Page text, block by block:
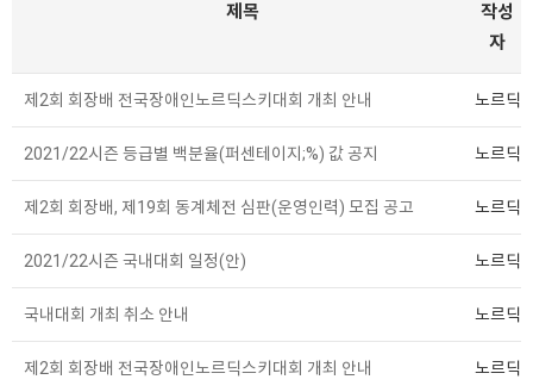
제목
작성
자
제2회 회장배 전국장애인노르딕스키대회 개최 안내 노르딕
2021/22시즌 등급별 백분율(퍼센테이지;%) 값 공지 노르딕
제2회 회장배, 제19회 동계체전 심판(운영인력) 모집 공고 노르딕
2021/22시즌 국내대회 일정(안) 노르딕
국내대회 개최 취소 안내 노르딕
제2회 회장배 전국장애인노르딕스키대회 개최 안내 노르딕